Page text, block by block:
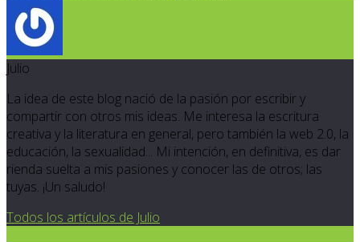
Julio
La idea de este blog nació de la pasión por escribir y
compartir con otros mis ideas. Me interesa la escritura
creativa y la literatura en general, pero también la web 2.0, la
educación, la sexualidad... Mi intención, en definitiva, es dar
rienda suelta a mis pasiones y conocer las de otros; las
tuyas. ¡Un saludo!
Todos los artículos de Julio